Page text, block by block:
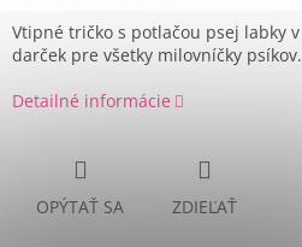
Vtipné tričko s potlačou psej labky
darček pre všetky milovníčky
Detailné informácie
OPÝTAŤ SA ZDIEĽAŤ